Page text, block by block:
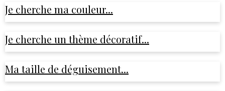
Je cherche ma couleur...
Je cherche un thème décoratif...
Ma taille de déguisement...